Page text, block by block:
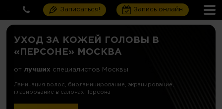
Записаться! Запись онлайн
УХОД ЗА КОЖЕЙ ГОЛОВЫ В
«ПЕРСОНЕ» МОСКВА
от лучших специалистов Москвы
Ламинация волос, биоламинирование, экранирование,
глазирование в салонах Персона